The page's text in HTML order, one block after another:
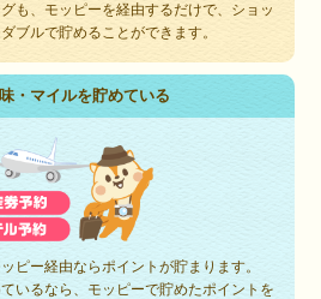
も、モッピーを経由するだけで、ショッ
ブルで貯めることができます。
・マイルを貯めている
ピー経由ならポイントが貯まります。
いるなら、モッピーで貯めたポイントを